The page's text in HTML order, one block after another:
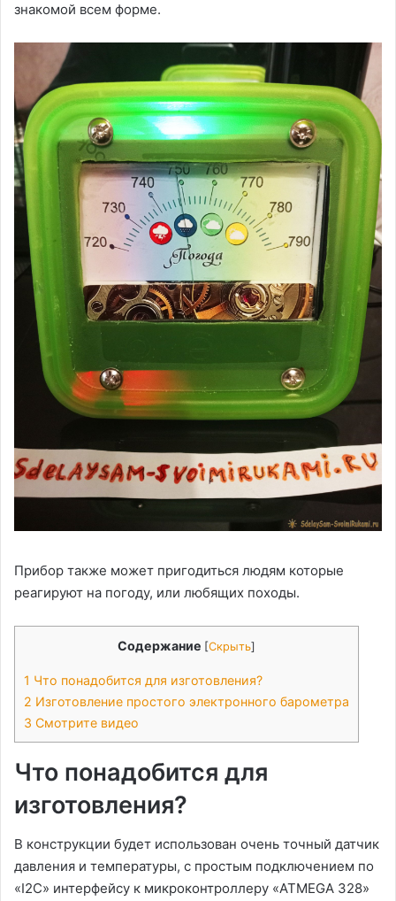
знакомой всем форме.
Прибор также может пригодиться людям которые
реагируют на погоду, или любящих походы.
Содержание [Скрыть]
1 Что понадобится для изготовления?
2 Изготовление простого электронного барометра
3 Смотрите видео
Что понадобится для
изготовления?
В конструкции будет использован очень точный датчик
давления и температуры, с простым подключением по
«I2C» интерфейсу к микроконтроллеру «ATMEGA 328»